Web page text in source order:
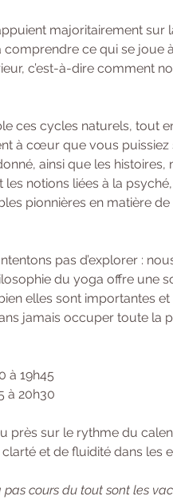
majoritairement
ce qui se joue
c’est-à-dire comment
ces cycles naturels, tout
à cœur que vous
ainsi que les
notions liées à la
pionnières en matière
pas d’explorer :
du yoga offre une
elles sont importantes
jamais occuper toute la
à 19h45
à 20h30
sur le rythme du
et de fluidité dans les
pas cours du tout sont les